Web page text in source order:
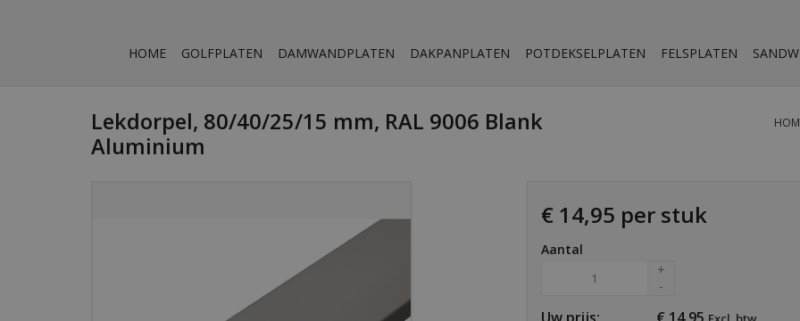
HOME GOLFPLATEN DAMWANDPLATEN DAKPANPLATEN POTDEKSELPLATEN FELSPLATEN
Lekdorpel, 80/40/25/15 mm, RAL 9006 Blank
Aluminium
€ 14,95 per stuk
Aantal
+
-